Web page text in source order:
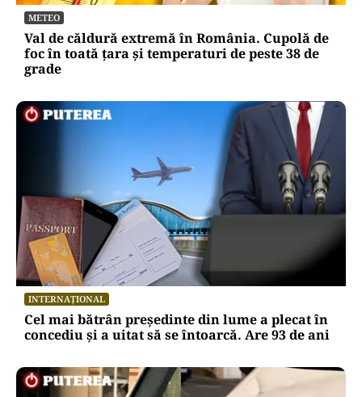
METEO
Val de căldură extremă în România. Cupolă de
foc în toată țara și temperaturi de peste 38 de
grade
INTERNAȚIONAL
Cel mai bătrân președinte din lume a plecat în
concediu și a uitat să se întoarcă. Are 93 de ani